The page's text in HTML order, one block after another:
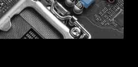
струмами.
РОЗ'ЄМІВ З
КОНТАКТАМИ